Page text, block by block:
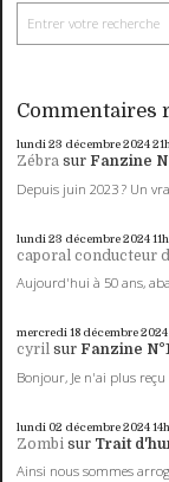
Commentaires
lundi 23 décembre 2024
Zébra sur Fanzine
Depuis juin 2023 ? Un
lundi 23 décembre 2024
caporal conducteur
Aujourd'hui à 50 ans,
mercredi 18 décembre 2024
cyril sur Fanzine
Bonjour, Je n'ai plus reçu
lundi 02 décembre 2024
Zombi sur Trait
Ainsi nous sommes